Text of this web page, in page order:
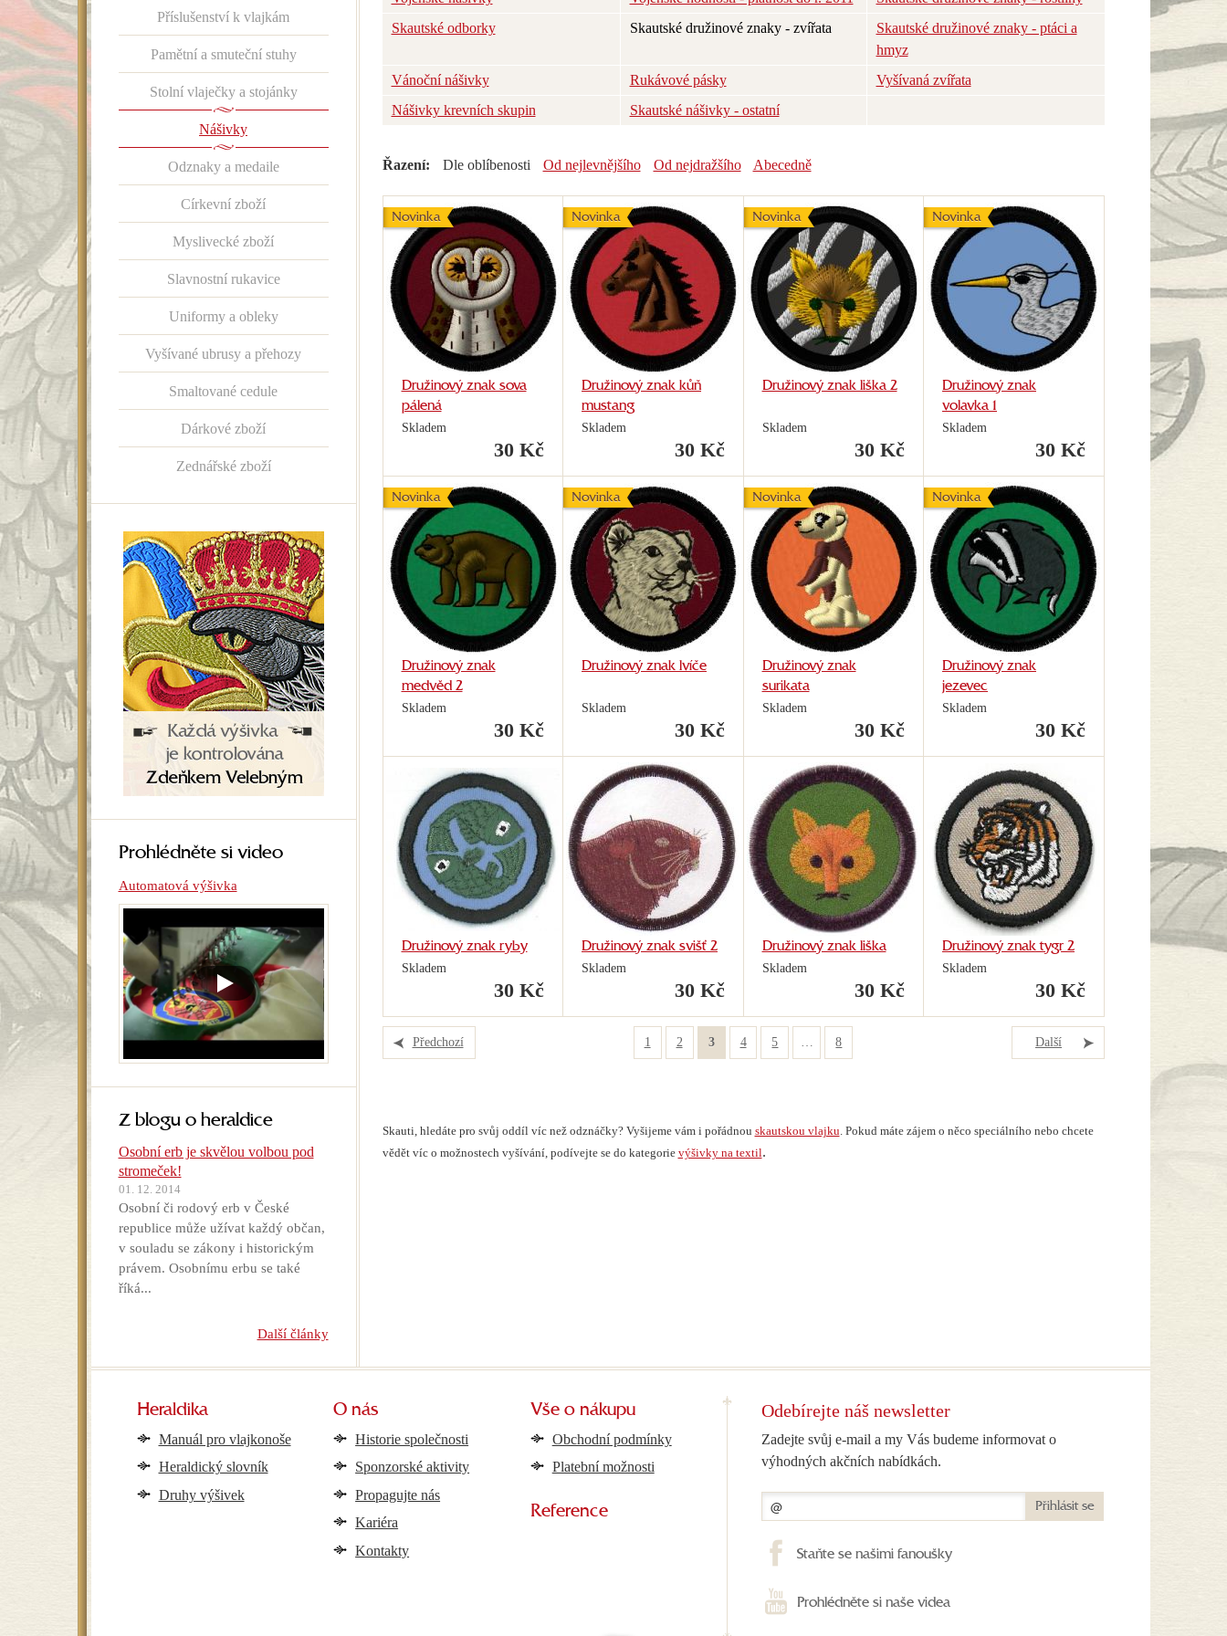
Skautské odborky
Skautské družinové znaky - zvířata
Skautské družinové znaky - ptáci a
hmyz
Vánoční nášivky
Rukávové pásky
Vyšívaná zvířata
Nášivky krevních skupin
Skautské nášivky - ostatní
Řazení: Dle oblíbenosti Od nejlevnějšího Od nejdražšího Abecedně
Družinový znak sova
pálená
Skladem
30 Kč
Novinka
Družinový znak kůň
mustang
Skladem
30 Kč
Novinka
Družinový znak liška 2
Skladem
30 Kč
Novinka
Družinový znak
volavka 1
Skladem
30 Kč
Novinka
Družinový znak
medvěd 2
Skladem
30 Kč
Novinka
Družinový znak lvíče
Skladem
30 Kč
Novinka
Družinový znak
surikata
Skladem
30 Kč
Novinka
Družinový znak
jezevec
Skladem
30 Kč
Novinka
Družinový znak ryby
Skladem
30 Kč
Družinový znak svišť 2
Skladem
30 Kč
Družinový znak liška
Skladem
30 Kč
Družinový znak tygr 2
Skladem
30 Kč
Předchozí 1 2 3 4 5 … 8 Další
Skauti, hledáte pro svůj oddíl víc než odznáčky? Vyšijeme vám i pořádnou skautskou vlajku. Pokud máte zájem o něco speciálního nebo chcete
vědět víc o možnostech vyšívání, podívejte se do kategorie výšivky na textil.
Příslušenství k vlajkám
Pamětní a smuteční stuhy
Stolní vlaječky a stojánky
Nášivky
Odznaky a medaile
Církevní zboží
Myslivecké zboží
Slavnostní rukavice
Uniformy a obleky
Vyšívané ubrusy a přehozy
Smaltované cedule
Dárkové zboží
Zednářské zboží
Prohlédněte si video
Automatová výšivka
Z blogu o heraldice
Osobní erb je skvělou volbou pod
stromeček!
01. 12. 2014
Osobní či rodový erb v České
republice může užívat každý občan,
v souladu se zákony i historickým
právem. Osobnímu erbu se také
říká...
Další články
Heraldika
Manuál pro vlajkonoše
Heraldický slovník
Druhy výšivek
O nás
Historie společnosti
Sponzorské aktivity
Propagujte nás
Kariéra
Kontakty
Vše o nákupu
Obchodní podmínky
Platební možnosti
Reference
Odebírejte náš newsletter
Zadejte svůj e-mail a my Vás budeme informovat o
výhodných akčních nabídkách.
Přihlásit se
Staňte se našimi fanoušky
Prohlédněte si naše videa